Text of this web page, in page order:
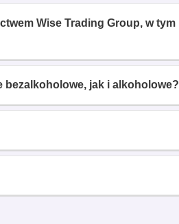
Wise Trading Group, w tym
jak i alkoholowe?